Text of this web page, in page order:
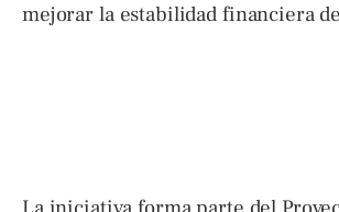
mejorar la estabilidad financiera